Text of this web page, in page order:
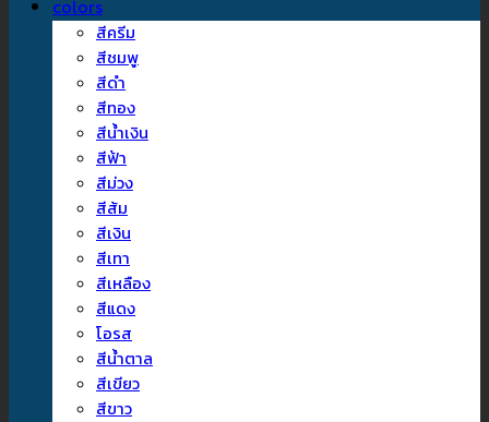
colors
สีครีม
สีชมพู
สีดำ
สีทอง
สีน้ำเงิน
สีฟ้า
สีม่วง
สีส้ม
สีเงิน
สีเทา
สีเหลือง
สีแดง
โอรส
สีน้ำตาล
สีเขียว
สีขาว